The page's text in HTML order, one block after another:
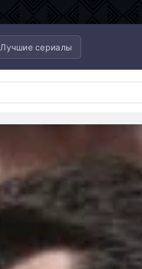
Лучшие сериалы